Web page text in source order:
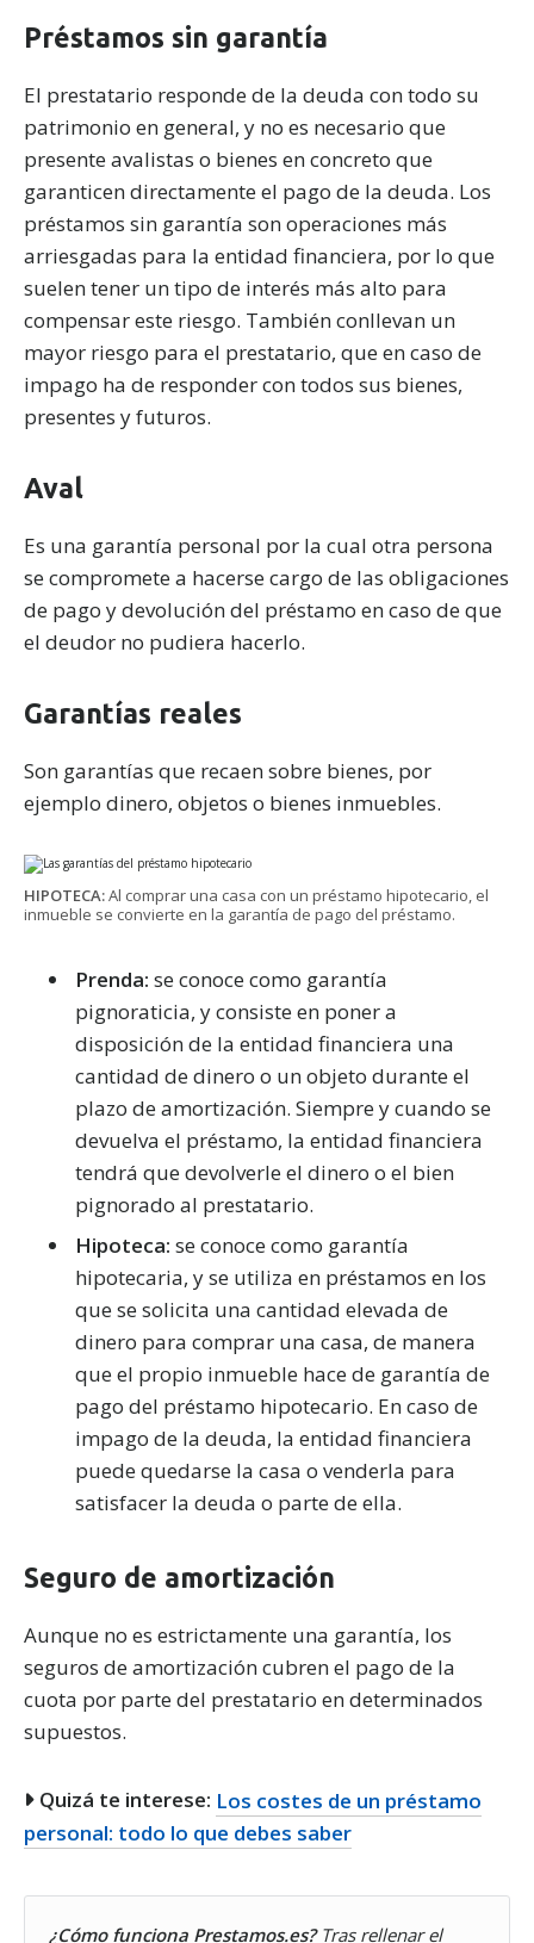
Préstamos sin garantía
El prestatario responde de la deuda con todo su
patrimonio en general, y no es necesario que
presente avalistas o bienes en concreto que
garanticen directamente el pago de la deuda. Los
préstamos sin garantía son operaciones más
arriesgadas para la entidad financiera, por lo que
suelen tener un tipo de interés más alto para
compensar este riesgo. También conllevan un
mayor riesgo para el prestatario, que en caso de
impago ha de responder con todos sus bienes,
presentes y futuros.
Aval
Es una garantía personal por la cual otra persona
se compromete a hacerse cargo de las obligaciones
de pago y devolución del préstamo en caso de que
el deudor no pudiera hacerlo.
Garantías reales
Son garantías que recaen sobre bienes, por
ejemplo dinero, objetos o bienes inmuebles.
HIPOTECA:Al comprar una casa con un préstamo hipotecario, el
inmueble se convierte en la garantía de pago del préstamo.
Prenda: se conoce como garantía
pignoraticia, y consiste en poner a
disposición de la entidad financiera una
cantidad de dinero o un objeto durante el
plazo de amortización. Siempre y cuando se
devuelva el préstamo, la entidad financiera
tendrá que devolverle el dinero o el bien
pignorado al prestatario.
Hipoteca: se conoce como garantía
hipotecaria, y se utiliza en préstamos en los
que se solicita una cantidad elevada de
dinero para comprar una casa, de manera
que el propio inmueble hace de garantía de
pago del préstamo hipotecario. En caso de
impago de la deuda, la entidad financiera
puede quedarse la casa o venderla para
satisfacer la deuda o parte de ella.
Seguro de amortización
Aunque no es estrictamente una garantía, los
seguros de amortización cubren el pago de la
cuota por parte del prestatario en determinados
supuestos.
Quizá te interese: Los costes de un préstamo
personal: todo lo que debes saber
¿Cómo funciona Prestamos.es?Tras rellenar el